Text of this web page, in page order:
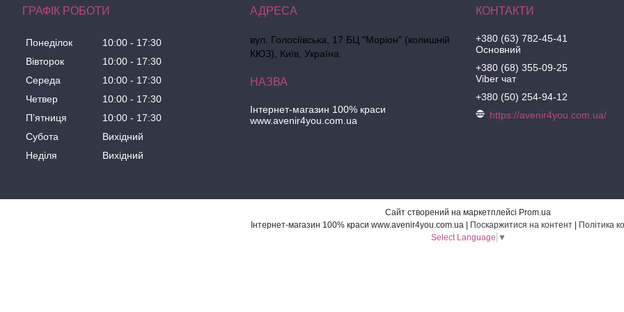
ГРАФІК РОБОТИ
Понеділок 10:00
17:30
Вівторок
10:00
17:30
Середа
10:00
17:30
Четвер
10:00
17:30
Пʼятниця
10:00
17:30
Субота
Вихідний
Неділя
Вихідний
вул. Голосіївська, 17 БЦ "Моріон" (колишній
КЮЗ), Київ, Україна
Інтернет-магазин 100% краси
www.avenir4you.com.ua
+380 (63) 782-45-41
Основний
+380 (68) 355-09-25
Viber чат
+380 (50) 254-94-12
https://avenir4you.com.ua/
Сайт створений на маркетплейсі Prom.ua
Інтернет-магазин 100% краси www.avenir4you.com.ua | Поскаржитися на контент | Політика
Select Language ▼